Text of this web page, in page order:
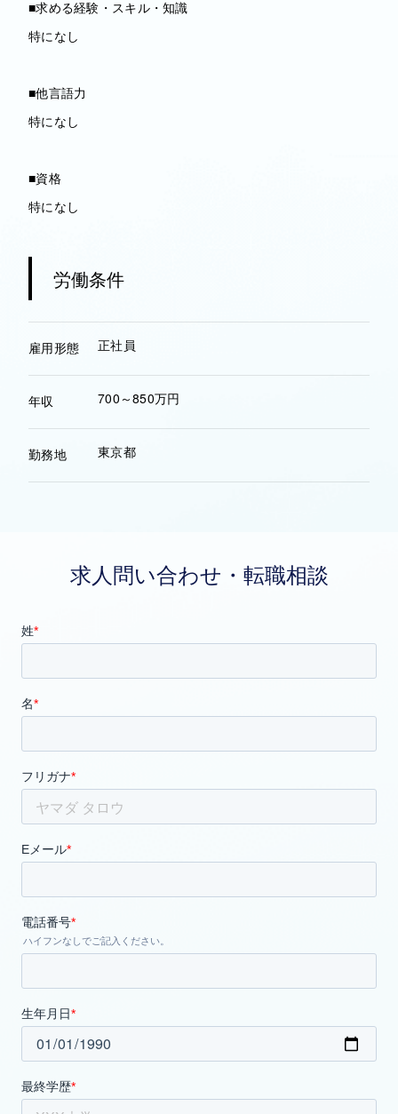
■求める経験・スキル・知識
特になし
■他言語力
特になし
■資格
特になし
労働条件
雇用形態 正社員
年収 700～850万円
勤務地 東京都
求人問い合わせ・転職相談